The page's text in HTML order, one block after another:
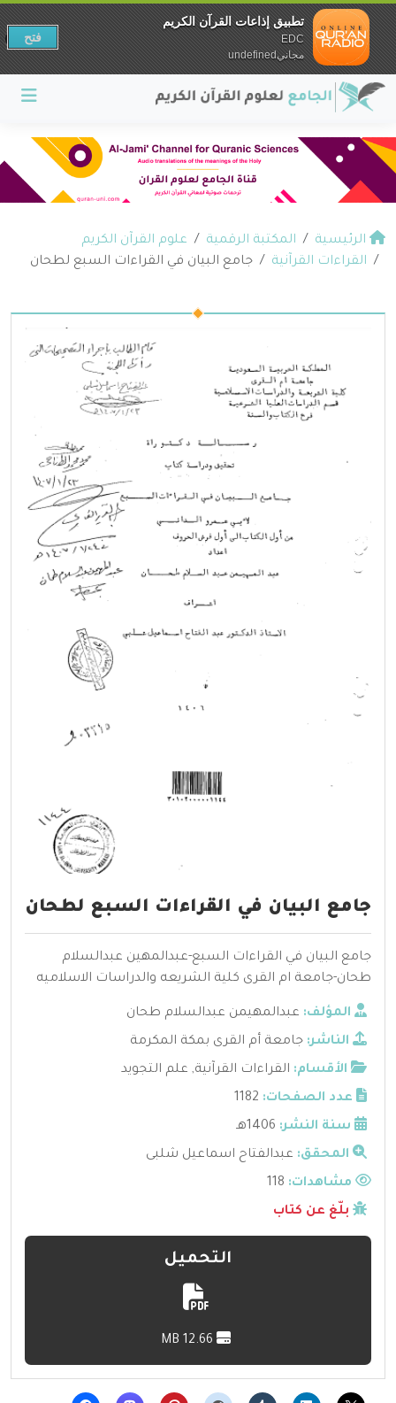
الرئيسية المكتبة الرقمية
علوم القرآن الكريم
القراءات القرآنية
جامع البيان في القراءات السبع لطحان
جامع البيان في القراءات السبع لطحان
جامع البيان في القراءات السبع-عبدالمهين عبدالسلام
طحان-جامعة ام القرى كلية الشريعه والدراسات الاسلاميه
المؤلف: عبدالمهيمن عبدالسلام طحان
الناشر: جامعة أم القرى بمكة المكرمة
الأقسام: القراءات القرآنية, علم التجويد
عدد الصفحات: 1182
سنة النشر: 1406هـ
المحقق: عبدالفتاح اسماعيل شلبى
مشاهدات:
بلّغ عن كتاب
التحميل
تطبيق إذاعات القرآن الكريم
EDC
مجانيundefined
فتح